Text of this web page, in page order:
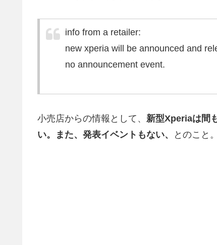
info from a retailer:
new xperia will be announced and
no announcement event.
小売店からの情報として、 新型Xperiaは間
い。また、発表イベントもない、
とのこと。